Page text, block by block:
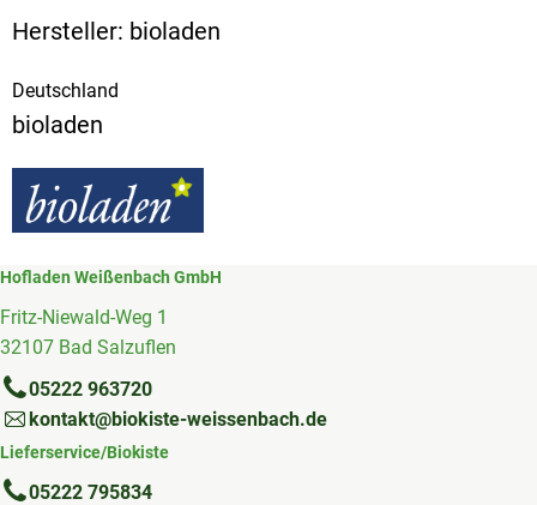
Hersteller: bioladen
Deutschland
bioladen
Hofladen Weißenbach GmbH
Fritz-Niewald-Weg 1
32107 Bad Salzuflen
05222 963720
kontakt@biokiste-weissenbach.de
Lieferservice/Biokiste
05222 795834